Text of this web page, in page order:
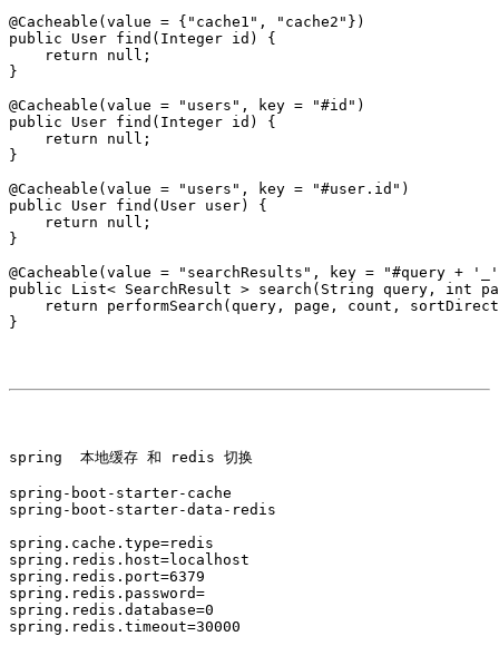
@Cacheable(value = {"cache1", "cache2"})
public User find(Integer id) {
    return null;
}
@Cacheable(value = "users", key = "#id")
public User find(Integer id) {
    return null;
}
@Cacheable(value = "users", key = "#user.id")
public User find(User user) {
    return null;
}
@Cacheable(value = "searchResults", key = "#query
public List< SearchResult > search(String query, int
return performSearch(query, page, count,
}
spring  本地缓存 和 redis 切换
spring-boot-starter-cache
spring-boot-starter-data-redis
spring.cache.type=redis
spring.redis.host=localhost
spring.redis.port=6379
spring.redis.password=
spring.redis.database=0
spring.redis.timeout=30000